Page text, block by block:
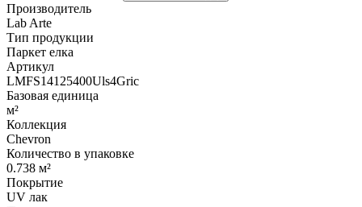
Производитель
Lab Arte
Тип продукции
Паркет елка
Артикул
LMFS14125400Uls4Gric
Базовая единица
м²
Коллекция
Chevron
Количество в упаковке
0.738 м²
Покрытие
UV лак